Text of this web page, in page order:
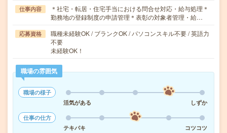
仕事内容
＊社宅・転居・住宅手当における問合せ対応・給与処理＊
勤務地の登録制度の申請管理＊表彰の対象者管理・給…
応募資格
職種未経験OK / ブランクOK / パソコンスキル不要 / 英語力
不要
未経験OK！
職場の雰囲気
職場の様子
活気がある
しずか
仕事の仕方
テキパキ
コツコツ